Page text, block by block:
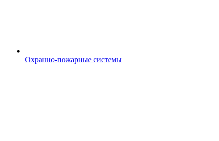
Охранно-пожарные системы